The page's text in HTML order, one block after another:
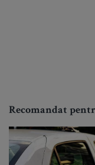
Recomandat